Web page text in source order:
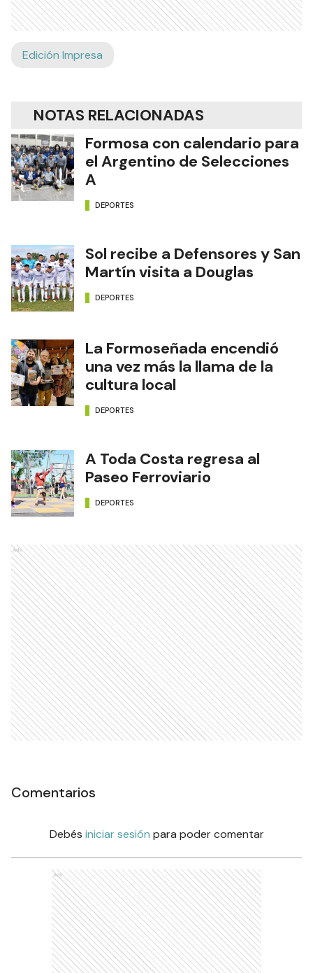
Edición Impresa
NOTAS RELACIONADAS
Formosa con calendario para
el Argentino de Selecciones
A
DEPORTES
Sol recibe a Defensores y San
Martín visita a Douglas
DEPORTES
La Formoseñada encendió
una vez más la llama de la
cultura local
DEPORTES
A Toda Costa regresa al
Paseo Ferroviario
DEPORTES
Ads
Comentarios
Debés iniciar sesión para poder comentar
Ads